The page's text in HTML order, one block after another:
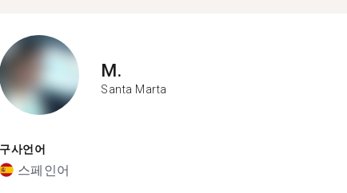
M.
Santa Marta
구사언어
스페인어